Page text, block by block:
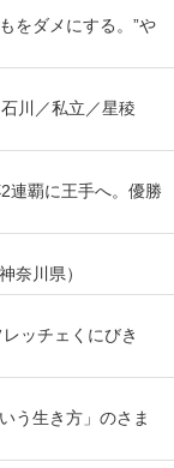
をダメにする。”や
石川／私立／星稜
連覇に王手へ。優勝
奈川県）
ッチェくにびき
う生き方」のさま